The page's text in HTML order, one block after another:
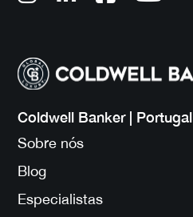
Coldwell Banker | Portugal
Sobre nós
Blog
Especialistas